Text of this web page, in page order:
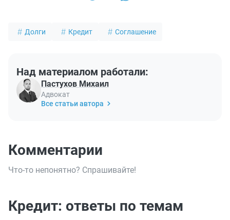
Долги Кредит Соглашение
Над материалом работали:
Пастухов Михаил
Адвокат
Все статьи автора
Комментарии
Что-то непонятно? Спрашивайте!
Кредит: ответы по темам